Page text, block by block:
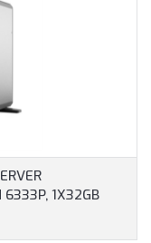
1X32GB
RAID, IDRAC9
3 ÉV